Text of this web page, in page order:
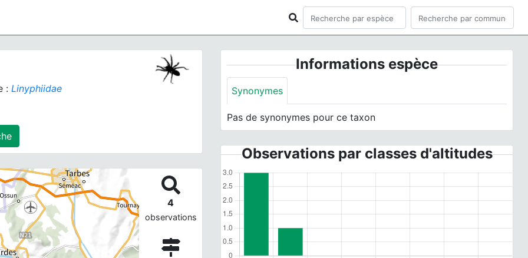
: Linyphiidae
sur cette fiche
4
observations
Informations espèce
Synonymes
Pas de synonymes pour ce taxon
Observations par classes d'altitudes